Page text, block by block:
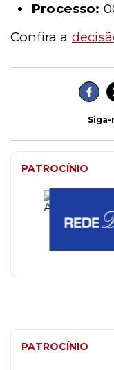
Processo:
Confira a
Siga-
PATROCÍNIO
PATROCÍNIO